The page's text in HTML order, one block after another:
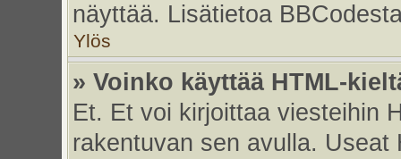
näyttää. Lisätietoa
Ylös
» Voinko käyttää HTML-
Et. Et voi kirjoittaa viesteihin
rakentuvan sen avulla.